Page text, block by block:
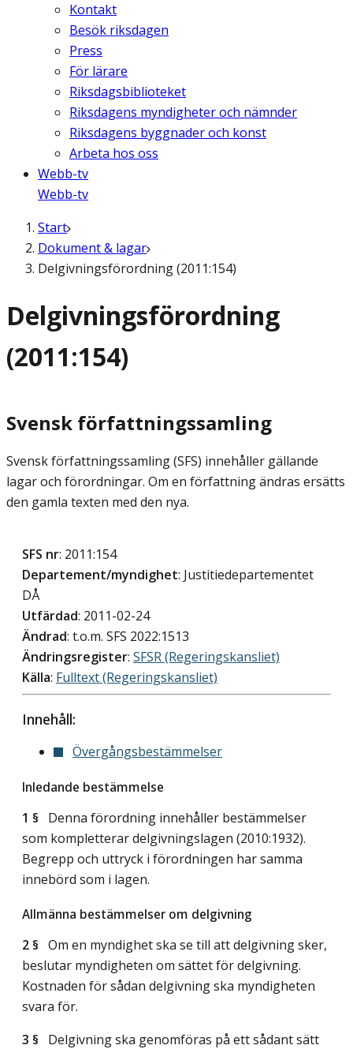
Kontakt
Besök riksdagen
Press
För lärare
Riksdagsbiblioteket
Riksdagens myndigheter och nämnder
Riksdagens byggnader och konst
Arbeta hos oss
Webb-tv
Webb-tv
Start
Dokument & lagar
Delgivningsförordning (2011:154)
Delgivningsförordning
(2011:154)
Svensk författningssamling
Svensk författningssamling (SFS) innehåller gällande
lagar och förordningar. Om en författning ändras ersätts
den gamla texten med den nya.
SFS nr: 2011:154
Departement/myndighet: Justitiedepartementet
DÅ
Utfärdad: 2011-02-24
Ändrad: t.o.m. SFS 2022:1513
Ändringsregister: SFSR (Regeringskansliet)
Källa: Fulltext (Regeringskansliet)
Innehåll:
Övergångsbestämmelser
Inledande bestämmelse
1 § Denna förordning innehåller bestämmelser
som kompletterar delgivningslagen (2010:1932).
Begrepp och uttryck i förordningen har samma
innebörd som i lagen.
Allmänna bestämmelser om delgivning
2 § Om en myndighet ska se till att delgivning sker,
beslutar myndigheten om sättet för delgivning.
Kostnaden för sådan delgivning ska myndigheten
svara för.
3 § Delgivning ska genomföras på ett sådant sätt